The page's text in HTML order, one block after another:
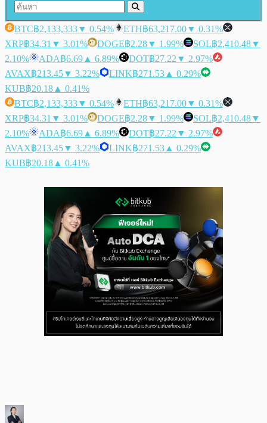
BTC฿2,133,333▼ 0.54% ETH฿63,217.00▼ 0.31%
XRP฿34.31 ▼ 3.01% DOGE฿2.28▼ 1.99% SOL฿2,410.48▼
2.10%
ADA฿6.69 ▲ 6.89% DOT฿27.22 ▼ 2.97%
AVAX฿213.45▼ 3.22% LINK฿271.53 ▲ 0.29%
KUB฿20.18 ▲ 0.41%
BTC฿2,133,333▼ 0.54% ETH฿63,217.00▼ 0.31%
XRP฿34.31 ▼ 3.01% DOGE฿2.28▼ 1.99% SOL฿2,410.48▼
2.10%
ADA฿6.69 ▲ 6.89% DOT฿27.22 ▼ 2.97%
AVAX฿213.45▼ 3.22% LINK฿271.53 ▲ 0.29%
KUB฿20.18 ▲ 0.41%